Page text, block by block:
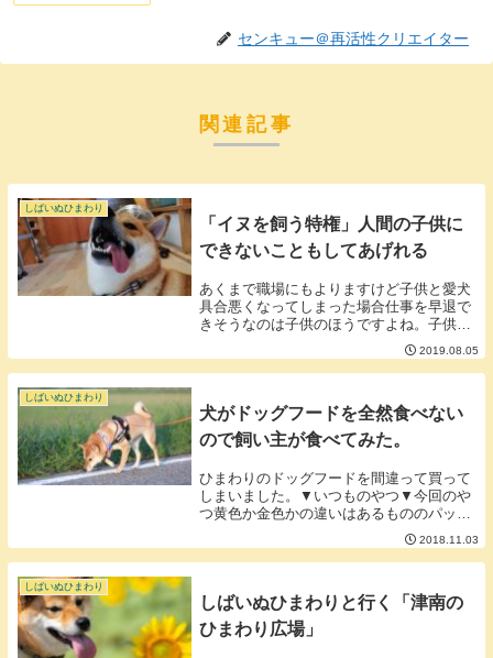
センキュー＠再活性クリエイター
関連記事
しばいぬひまわり
「イヌを飼う特権」人間の子供に
できないこともしてあげれる
あくまで職場にもよりますけど子供と愛犬
具合悪くなってしまった場合仕事を早退で
きそうなのは子供のほうですよね。子供の
運動会子供の入学式子供の引っ越し子供の
結婚式などなど子供のイベントは犬に比べ
て社会的優遇を受けています。■ペットは
2019.08.05
しばいぬひまわり
犬がドッグフードを全然食べない
ので飼い主が食べてみた。
ひまわりのドッグフードを間違って買って
しまいました。▼いつものやつ▼今回のや
つ黄色か金色かの違いはあるもののパッケ
ージが激似。黄色と金色でカロリーオフか
そうでないかの違いがあります。まぁ、ひ
まわり最近太ってきたしダイエット食でも
2018.11.03
しばいぬひまわり
しばいぬひまわりと行く「津南の
ひまわり広場」